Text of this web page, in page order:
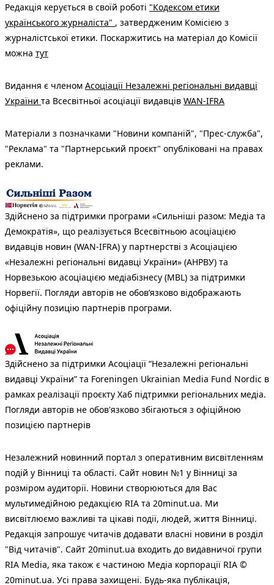
Редакція керується в своїй роботі "Кодексом етики
українського журналіста" , затвердженим Комісією з
журналістської етики. Поскаржитись на матеріал до Комісії
можна тут
Видання є членом Асоціації Незалежні регіональні видавці
України та Всесвітньої асоціації видавців WAN-IFRA
Матеріали з позначками "Новини компаній", "Прес-служба",
"Реклама" та "Партнерський проєкт" опубліковані на правах
реклами.
Здійснено за підтримки програми «Сильніші разом: Медіа та
Демократія», що реалізується Всесвітньою асоціацією
видавців новин (WAN-IFRA) у партнерстві з Асоціацією
«Незалежні регіональні видавці України» (АНРВУ) та
Норвезькою асоціацією медіабізнесу (MBL) за підтримки
Норвегії. Погляди авторів не обов’язково відображають
офіційну позицію партнерів програми.
Здійснено за підтримки Асоціації “Незалежні регіональні
видавці України” та Foreningen Ukrainian Media Fund Nordic в
рамках реалізації проєкту Хаб підтримки регіональних медіа.
Погляди авторів не обов'язково збігаються з офіційною
позицією партнерів
Незалежний новинний портал з оперативним висвітленням
подій у Вінниці та області. Сайт новин №1 у Вінниці за
розміром аудиторії. Новини створюються для Вас
мультимедійною редакцією RIA та 20minut.ua. Ми
висвітлюємо важливі та цікаві події, людей, життя Вінниці.
Редакція запрошує читачів додавати власні новини в розділ
"Від читачів". Сайт 20minut.ua входить до видавничої групи
RIA Media, яка також є частиною Медіа корпорації RIA ©
20minut.ua. Усі права захищені. Будь-яка публiкацiя,